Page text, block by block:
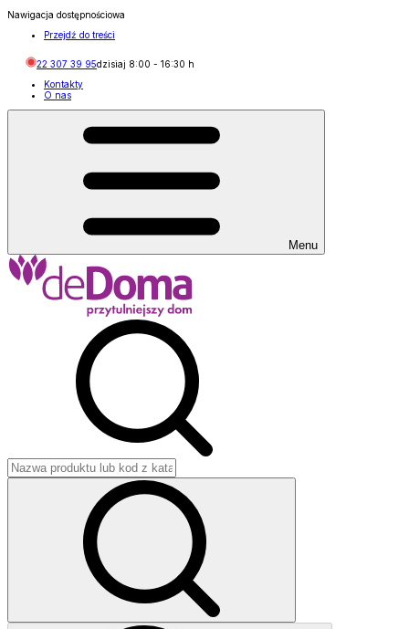
Nawigacja dostępnościowa
Przejdź do treści
22 307 39 95dzisiaj 8:00 - 16:30 h
Kontakty
O nas
Menu